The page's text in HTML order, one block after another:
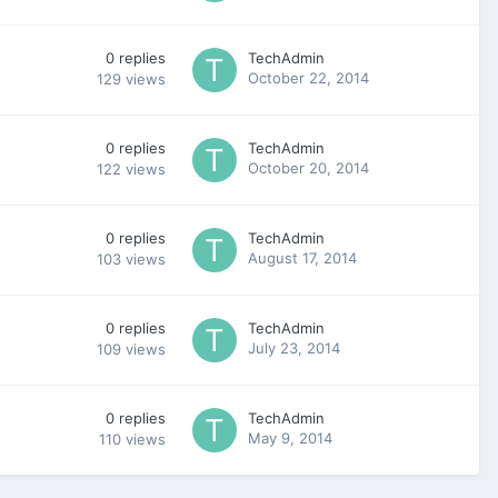
0 replies
129 views
TechAdmin
October 22, 2014
0 replies
122 views
TechAdmin
October 20, 2014
0 replies
103 views
TechAdmin
August 17, 2014
0 replies
109 views
TechAdmin
July 23, 2014
0 replies
110 views
TechAdmin
May 9, 2014